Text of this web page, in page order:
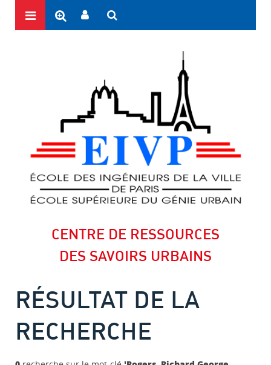
CENTRE DE RESSOURCES
DES SAVOIRS URBAINS
RÉSULTAT DE LA
RECHERCHE